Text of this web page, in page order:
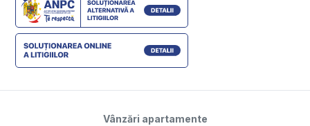
Vânzări apartamente